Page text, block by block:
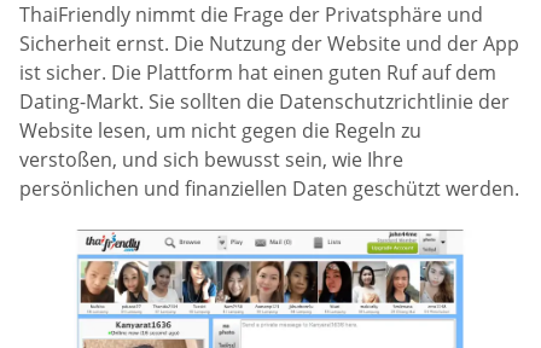
ThaiFriendly nimmt die Frage der Privatsphäre und
Sicherheit ernst. Die Nutzung der Website und der App
ist sicher. Die Plattform hat einen guten Ruf auf dem
Dating-Markt. Sie sollten die Datenschutzrichtlinie der
Website lesen, um nicht gegen die Regeln zu
verstoßen, und sich bewusst sein, wie Ihre
persönlichen und finanziellen Daten geschützt werden.